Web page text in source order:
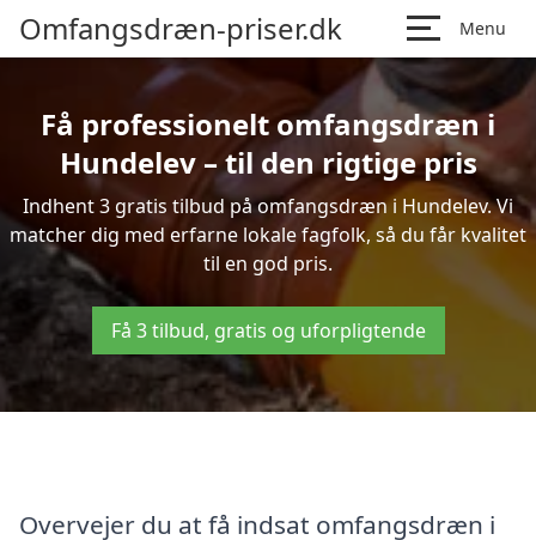
Omfangsdræn-priser.dk Menu
Få professionelt omfangsdræn i
Hundelev – til den rigtige pris
Indhent 3 gratis tilbud på omfangsdræn i Hundelev. Vi
matcher dig med erfarne lokale fagfolk, så du får kvalitet
til en god pris.
Få 3 tilbud, gratis og uforpligtende
Overvejer du at få indsat omfangsdræn i